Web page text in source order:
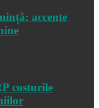
accente
costurile